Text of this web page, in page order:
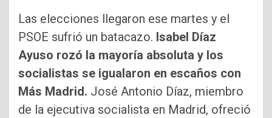
Las elecciones llegaron ese martes y el
PSOE sufrió un batacazo. Isabel Díaz
Ayuso rozó la mayoría absoluta y los
socialistas se igualaron en escaños con
Más Madrid. José Antonio Díaz, miembro
de la ejecutiva socialista en Madrid, ofreció